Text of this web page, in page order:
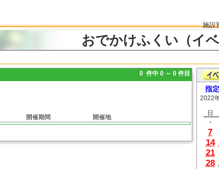
施設
おでかけふくい（イベ
0 件中 0 ～ 0 件目
開催期間 開催地
指
2022
日
・
7
14
21
28